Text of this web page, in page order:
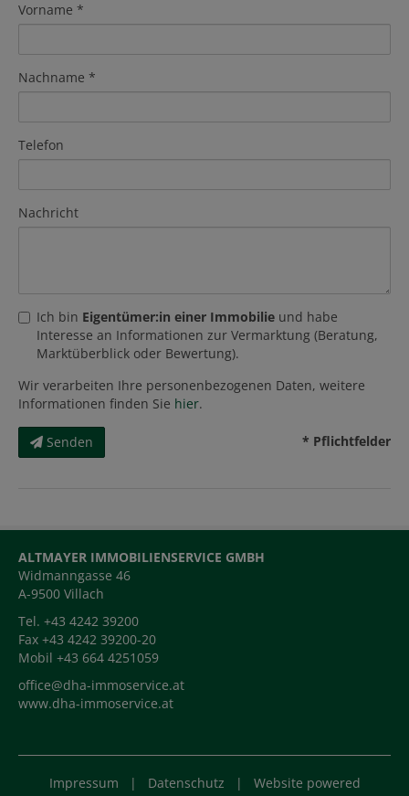
Vorname
Nachname
Telefon
Nachricht
Ich bin Eigentümer:in einer Immobilie und habe
Interesse an Informationen zur Vermarktung (Beratung,
Marktüberblick oder Bewertung).
Wir verarbeiten Ihre personenbezogenen Daten, weitere
Informationen finden Sie hier.
Senden * Pflichtfelder
ALTMAYER IMMOBILIENSERVICE GMBH
Widmanngasse 46
A-9500 Villach
Tel. +43 4242 39200
Fax +43 4242 39200-20
Mobil +43 664 4251059
office@dha-immoservice.at
www.dha-immoservice.at
Impressum | Datenschutz | Website powered